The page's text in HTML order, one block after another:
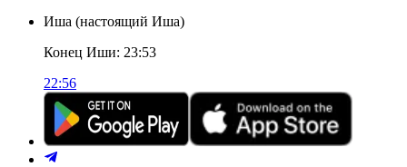
Иша (настоящий Иша)
Конец Иши: 23:53
22:56